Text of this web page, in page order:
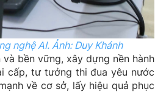
nghệ AI. Ảnh: Duy Khánh
bền vững, xây dựng nền hành
cấp, tư tưởng thi đua yêu nước
về cơ sở, lấy hiệu quả phục